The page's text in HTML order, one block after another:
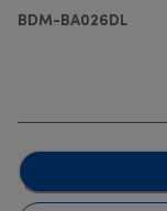
BDM-BA026DL